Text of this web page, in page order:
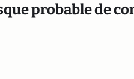
probable de